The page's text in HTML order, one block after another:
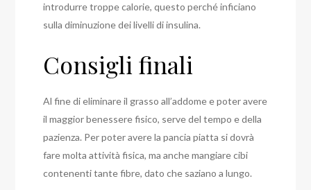
introdurre troppe calorie, questo perché inficiano
sulla diminuzione dei livelli di insulina.
Consigli finali
Al fine di eliminare il grasso all’addome e poter avere
il maggior benessere fisico, serve del tempo e della
pazienza. Per poter avere la pancia piatta si dovrà
fare molta attività fisica, ma anche mangiare cibi
contenenti tante fibre, dato che saziano a lungo.